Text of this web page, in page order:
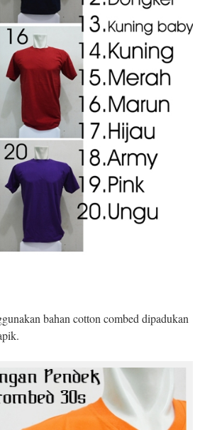
bahan cotton combed dipadukan